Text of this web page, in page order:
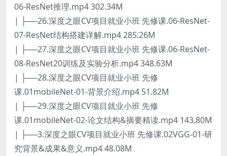
06-ResNet推理.mp4 302.34M
| ├──26.深度之眼CV项目就业小班 先修课.06-ResNet-
07-ResNet结构搭建详解.mp4 285.26M
| ├──27.深度之眼CV项目就业小班 先修课.06-ResNet-
08-ResNet20训练及实验分析.mp4 348.63M
| ├──28.深度之眼CV项目就业小班 先修
课.01mobileNet-01-背景介绍.mp4 51.82M
| ├──29.深度之眼CV项目就业小班 先修
课.01mobileNet-02-论文结构&摘要精读.mp4 143.80M
| ├──3.深度之眼CV项目就业小班 先修课.02VGG-01-研
究背景&成果&意义.mp4 48.08M